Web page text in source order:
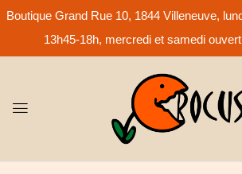
Boutique Grand Rue 10, 1844 Villeneuve,
13h45-18h, mercredi et samedi